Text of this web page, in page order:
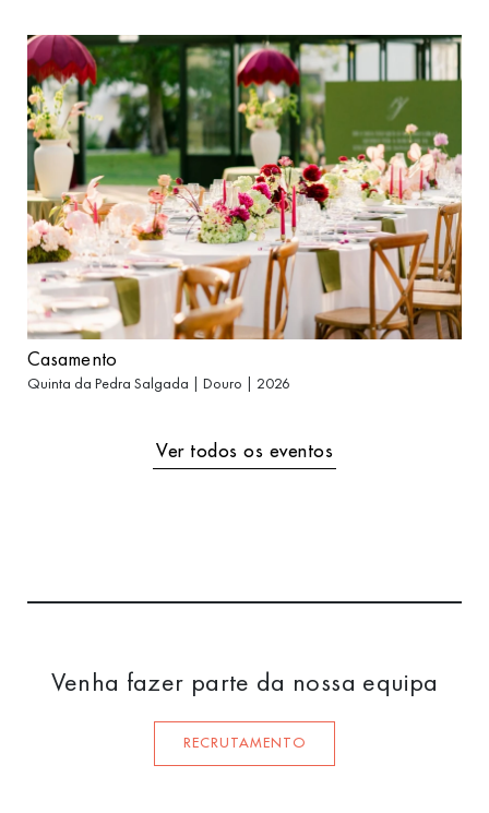
Casamento
Quinta da Pedra Salgada | Douro | 2026
Ver todos os eventos
Venha fazer parte da nossa equipa
RECRUTAMENTO